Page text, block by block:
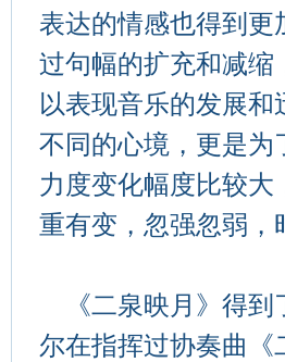
表达的情感也得到
过句幅的扩充和减
以表现音乐的发展
不同的心境，更是
力度变化幅度比较
重有变，忽强忽弱
《二泉映月》得
尔在指挥过协奏曲《